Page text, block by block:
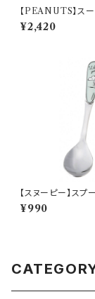
【PEANUTS】ス
イト)【SN2900】
¥2,420
【スヌーピー】スプ
ン）【シーズン】
¥990